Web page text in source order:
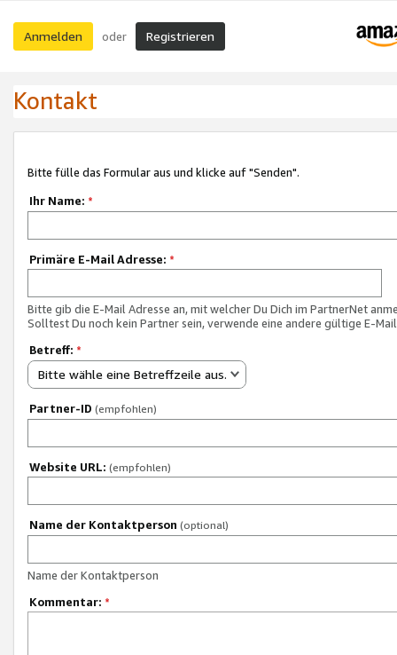
Anmelden oder Registrieren
Kontakt
Bitte fülle das Formular aus und klicke auf "Senden".
Ihr Name: *
Primäre E-Mail Adresse: *
Bitte gib die E-Mail Adresse an, mit welcher Du Dich im PartnerNet
Solltest Du noch kein Partner sein, verwende eine andere gültige E-
Betreff: *
Bitte wähle eine Betreffzeile aus.
Partner-ID (empfohlen)
Website URL: (empfohlen)
Name der Kontaktperson (optional)
Name der Kontaktperson
Kommentar: *